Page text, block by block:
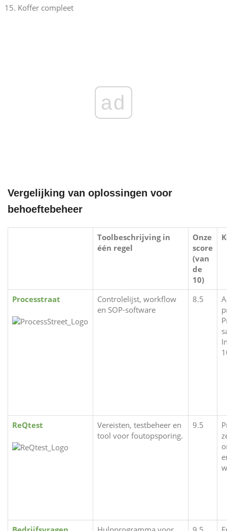
Koffer compleet
ad
Vergelijking van oplossingen voor
behoeftebeheer
Toolbeschrijving in
één regel
Onze
score
(van
de
10)
Processtraat
Controlelijst, workflow
en SOP-software
8.5
ReQtest
Vereisten, testbeheer en
tool voor foutopsporing.
9.5